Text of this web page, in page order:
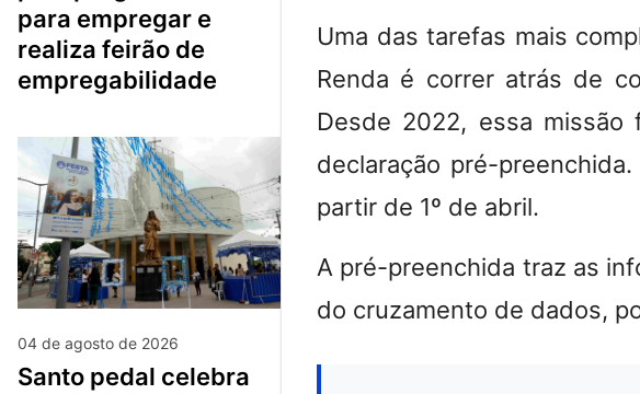
para empregar e
realiza feirão de
empregabilidade
04 de agosto de 2026
santo pedal celebra
Uma das tarefas mais
Renda é correr atrás de
Desde 2022, essa missão
declaração pré-preenchida.
partir de 1º de abril.
A pré-preenchida traz as
do cruzamento de dados,